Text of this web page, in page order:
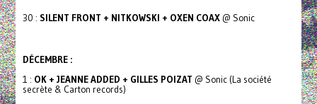
30 : SILENT FRONT + NITKOWSKI + OXEN COAX@ Sonic
DÉCEMBRE :
1 : OK + JEANNE ADDED + GILLES POIZAT @ Sonic (La société
secrète & Carton records)